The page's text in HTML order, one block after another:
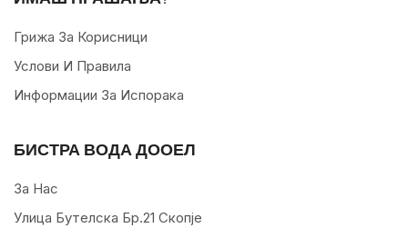
Грижа За Корисници
Услови И Правила
Информации За Испорака
БИСТРА ВОДА ДООЕЛ
За Нас
Улица Бутелска Бр.21 Скопје